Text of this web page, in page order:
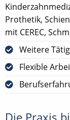
Prothetik,
mit CEREC,
Weitere
Flexible